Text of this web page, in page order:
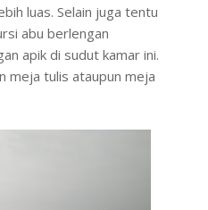
luas. Selain juga tentu
abu berlengan
apik di sudut kamar ini.
meja tulis ataupun meja